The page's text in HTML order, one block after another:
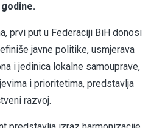
prvi put u Federaciji BiH donosi
javne politike, usmjerava
i jedinica lokalne samouprave,
i prioritetima, predstavlja
razvoj.